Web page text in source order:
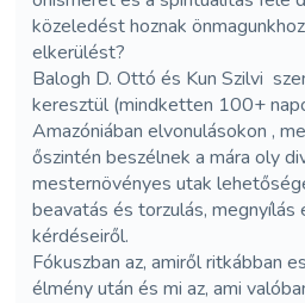
közeledést hoznak
elkerülést?
Balogh D. Ottó és Kun Szilvi
keresztül (mindketten 100+
Amazóniában elvonulásokon ,
őszintén beszélnek a mára oly
mesternövényes utak
beavatás és torzulás, megnyílás
kérdéseiről.
Fókuszban az, amiről ritkábban
élmény után és mi az, ami